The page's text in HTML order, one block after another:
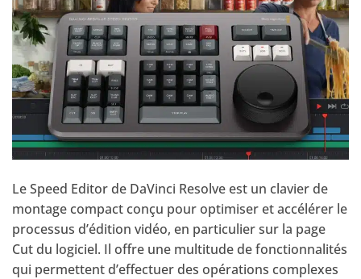
Le Speed Editor de DaVinci Resolve est un clavier de
montage compact conçu pour optimiser et accélérer le
processus d’édition vidéo, en particulier sur la page
Cut du logiciel. Il offre une multitude de fonctionnalités
qui permettent d’effectuer des opérations complexes